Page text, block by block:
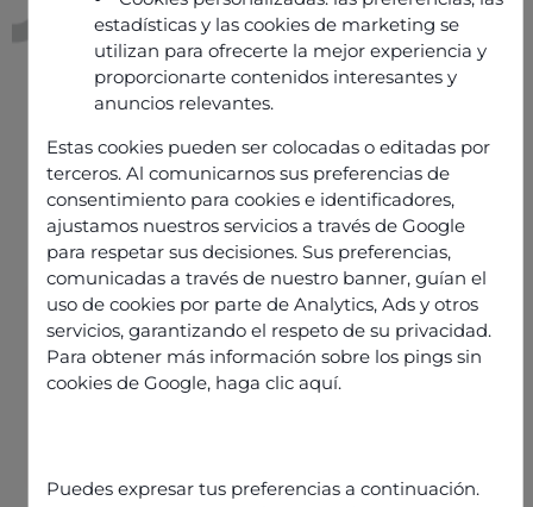
estadísticas y las cookies de marketing se
utilizan para ofrecerte la mejor experiencia y
proporcionarte contenidos interesantes y
anuncios relevantes.
Estas cookies pueden ser colocadas o editadas por
terceros. Al comunicarnos sus preferencias de
consentimiento para cookies e identificadores,
ajustamos nuestros servicios a través de Google
para respetar sus decisiones. Sus preferencias,
comunicadas a través de nuestro banner, guían el
uso de cookies por parte de Analytics, Ads y otros
servicios, garantizando el respeto de su privacidad.
Para obtener más información sobre los pings sin
cookies de Google, haga clic aquí.
Puedes expresar tus preferencias a continuación.
Información
Publicado el 20 mayo 2025
Comparte este artículo